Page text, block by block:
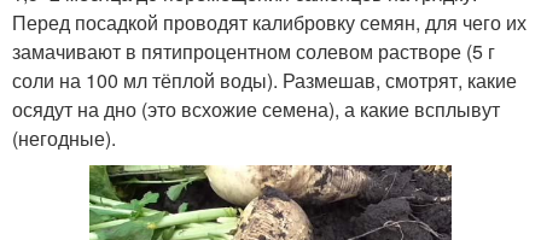
Перед посадкой проводят калибровку семян, для чего их
замачивают в пятипроцентном солевом растворе (5 г
соли на 100 мл тёплой воды). Размешав, смотрят, какие
осядут на дно (это всхожие семена), а какие всплывут
(негодные).